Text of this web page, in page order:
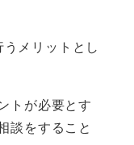
メリットとし
トが必要とす
談をすること